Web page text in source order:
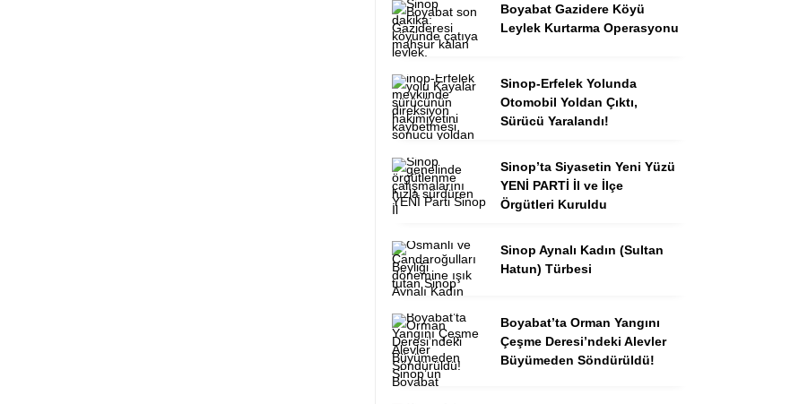
Boyabat Gazidere Köyü
Leylek Kurtarma Operasyonu
Sinop-Erfelek Yolunda
Otomobil Yoldan Çıktı,
Sürücü Yaralandı!
Sinop’ta Siyasetin Yeni Yüzü
YENİ PARTİ İl ve İlçe
Örgütleri Kuruldu
Sinop Aynalı Kadın (Sultan
Hatun) Türbesi
Boyabat’ta Orman Yangını
Çeşme Deresi’ndeki Alevler
Büyümeden Söndürüldü!